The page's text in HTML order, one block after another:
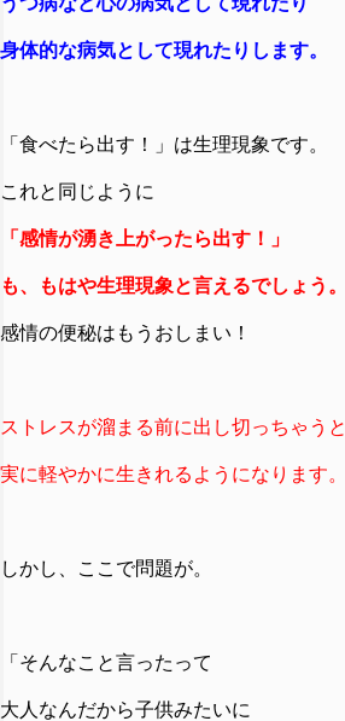
身体的な病気として現れたりします。
「食べたら出す！」は生理現象です。
これと同じように
「感情が湧き上がったら出す！」
も、もはや生理現象と言えるでしょう。
感情の便秘はもうおしまい！
ストレスが溜まる前に出し切っちゃうと
実に軽やかに生きれるようになります。
しかし、ここで問題が。
「そんなこと言ったって
大人なんだから子供みたいに